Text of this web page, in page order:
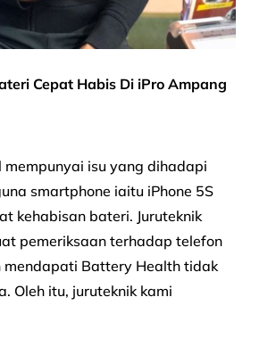
Cepat Habis Di iPro Ampang
mempunyai isu yang dihadapi
smartphone iaitu iPhone 5S
kehabisan bateri. Juruteknik
pemeriksaan terhadap telefon
mendapati Battery Health tidak
Oleh itu, juruteknik kami